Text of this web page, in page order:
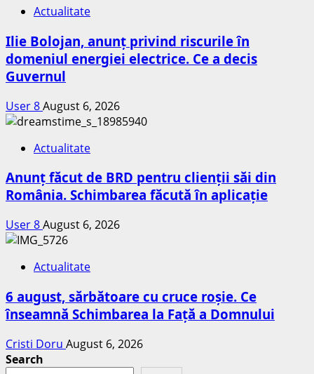
Actualitate
Ilie Bolojan, anunț privind riscurile în
domeniul energiei electrice. Ce a decis
Guvernul
User 8August 6, 2026
Actualitate
Anunț făcut de BRD pentru clienții săi din
România. Schimbarea făcută în aplicație
User 8August 6, 2026
Actualitate
6 august, sărbătoare cu cruce roșie. Ce
înseamnă Schimbarea la Față a Domnului
Cristi Doru August 6, 2026
Search